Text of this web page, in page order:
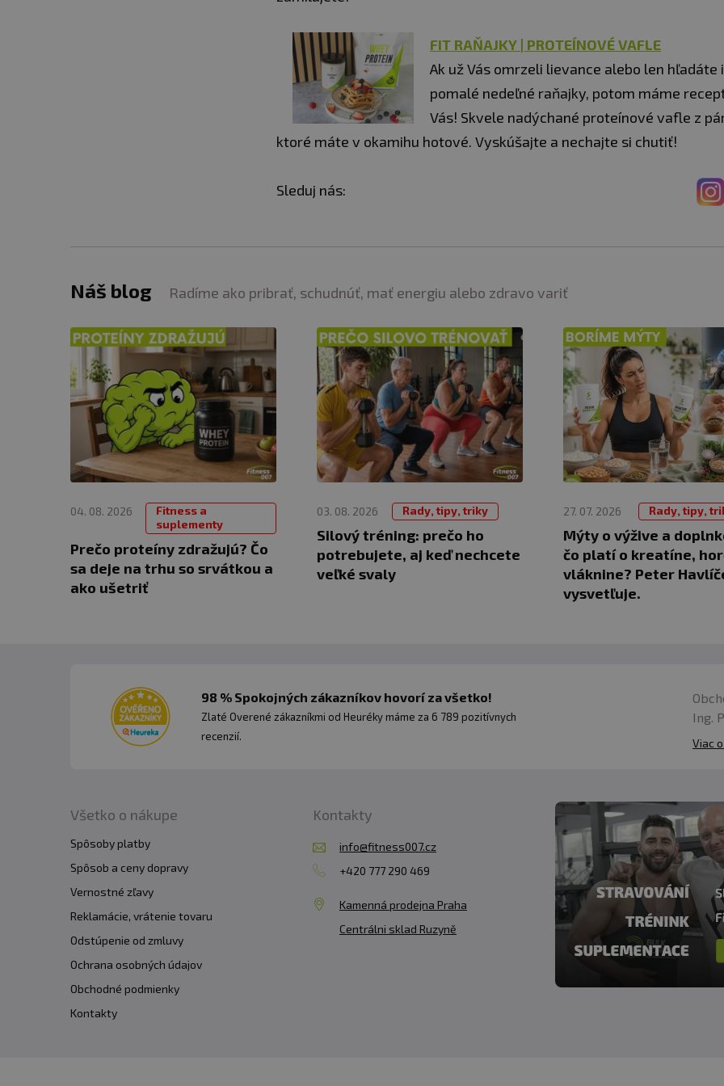
FIT RAŇAJKY | PROTEÍNOVÉ VAFLE
Ak už Vás omrzeli lievance alebo len hľadáte
pomalé nedeľné raňajky, potom máme
Vás! Skvele nadýchané proteínové vafle z
ktoré máte v okamihu hotové. Vyskúšajte a nechajte si chutiť!
Sleduj nás:
Náš blog Radíme ako pribrať, schudnúť, mať energiu alebo zdravo variť
04. 08. 2026
Fitness a
suplementy
Prečo proteíny zdražujú? Čo
sa deje na trhu so srvátkou a
ako ušetriť
03. 08. 2026 Rady, tipy, triky
Silový tréning: prečo ho
potrebujete, aj keď nechcete
veľké svaly
27. 07. 2026 Rady, tipy,
Mýty o výžive a
čo platí o kreatíne,
vláknine? Peter
vysvetľuje.
98 % Spokojných zákazníkov hovorí za všetko!
Zlaté Overené zákazníkmi od Heuréky máme za 6 789 pozitívnych
recenzií.
Ing.
Viac
Všetko o nákupe
Spôsoby platby
Spôsob a ceny dopravy
Vernostné zľavy
Reklamácie, vrátenie tovaru
Odstúpenie od zmluvy
Ochrana osobných údajov
Obchodné podmienky
Kontakty
Kontakty
info@fitness007.cz
+420 777 290 469
Kamenná prodejna Praha
Centrálni sklad Ruzyně